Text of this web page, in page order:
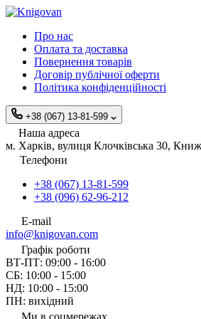
Про нас
Оплата та доставка
Повернення товарів
Договір публічної оферти
Політика конфіденційності
+38 (067) 13-81-599
Наша адреса
м. Харків, вулиця Клочківська 30,
Телефони
+38 (067) 13-81-599
+38 (096) 62-96-212
E-mail
info@knigovan.com
Графік роботи
ВТ-ПТ: 09:00 - 16:00
СБ: 10:00 - 15:00
НД: 10:00 - 15:00
ПН: вихідний
Ми в соцмережах